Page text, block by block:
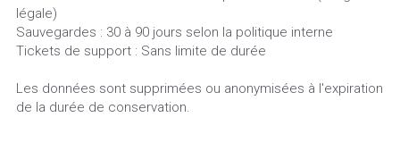
légale)
Sauvegardes : 30 à 90 jours selon la politique interne
Tickets de support : Sans limite de durée
Les données sont supprimées ou anonymisées à l'expiration
de la durée de conservation.